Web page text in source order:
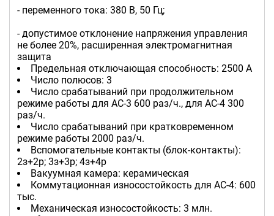
- переменного тока: 380 В, 50 Гц;
- допустимое отклонение напряжения управления
не более 20%, расширенная электромагнитная
защита
Предельная отключающая способность: 2500 А
Число полюсов: 3
Число срабатываний при продолжительном
режиме работы для АС-3 600 раз/ч., для АС-4 300
раз/ч.
Число срабатываний при кратковременном
режиме работы 2000 раз/ч.
Вспомогательные контакты (блок-контакты):
2з+2р; 3з+3р; 4з+4р
Вакуумная камера: керамическая
Коммутационная износостойкость для АС-4: 600
тыс.
Механическая износостойкость: 3 млн.